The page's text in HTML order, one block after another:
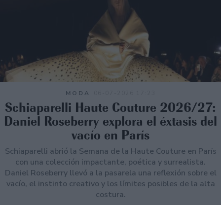
MODA
Schiaparelli Haute Couture 2026/27:
Daniel Roseberry explora el éxtasis del
vacío en París
Schiaparelli abrió la Semana de la Haute Couture en París
con una colección impactante, poética y surrealista.
Daniel Roseberry llevó a la pasarela una reflexión sobre el
vacío, el instinto creativo y los límites posibles de la alta
costura.